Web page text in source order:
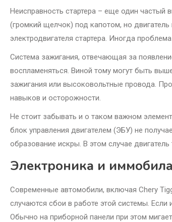
Неисправность стартера – еще один частый
(громкий щелчок) под капотом, но
электродвигателя стартера. Иногда
Система зажигания, отвечающая за
воспламеняться. Виной тому могут быть
зажигания или высоковольтные провода.
навыков и осторожности.
Не стоит забывать и о таком важном
блок управления двигателем (ЭБУ) не
образование искры. В этом случае двигатель
Электроника и
Современные автомобили, включая Chery
случаются сбои в работе этой системы.
Обычно на приборной панели при этом